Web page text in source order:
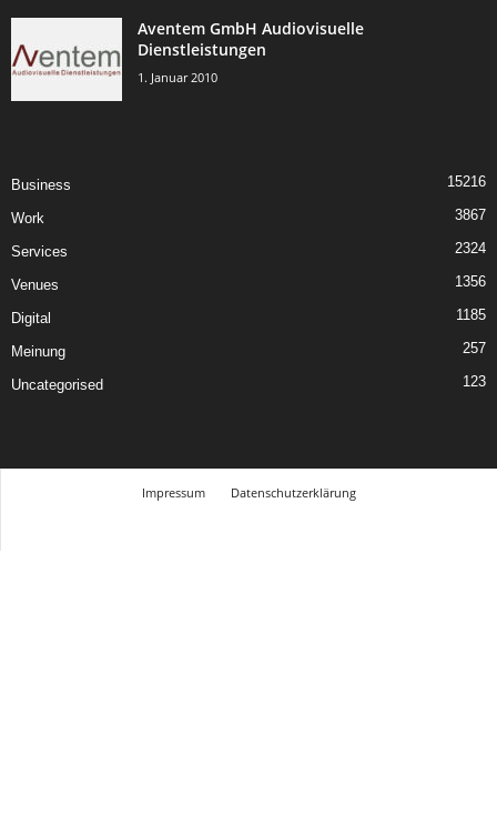
Aventem GmbH Audiovisuelle
Dienstleistungen
1. Januar 2010
Business 15216
Work 3867
Services 2324
Venues 1356
Digital 1185
Meinung 257
Uncategorised 123
Impressum
Datenschutzerklärung